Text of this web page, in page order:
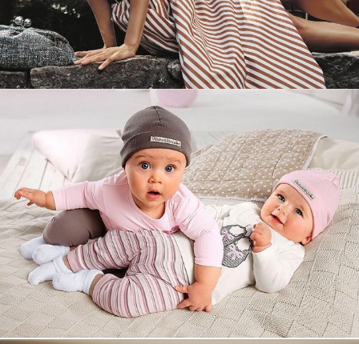
Смотреть проект
Увеличили выручку интернет-
магазину topdatop.ru на 25%!
Смотреть проект